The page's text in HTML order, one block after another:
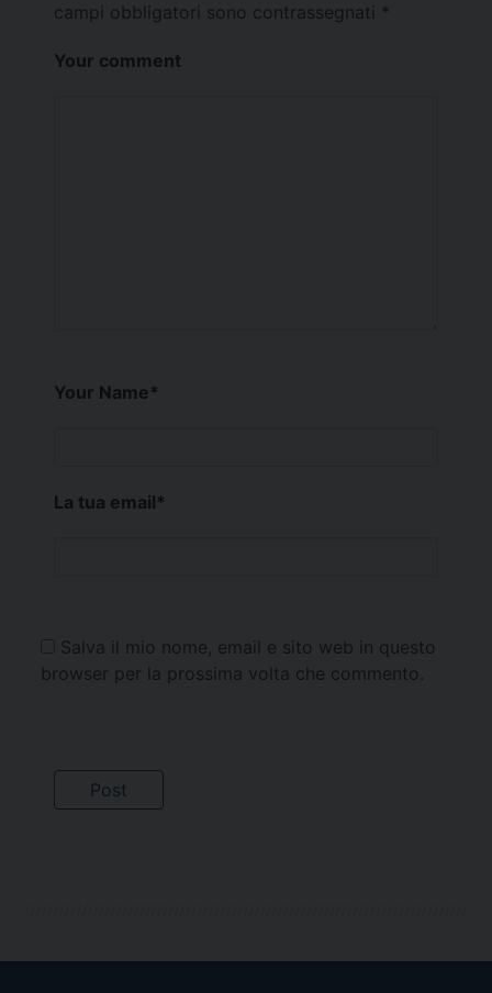
campi obbligatori sono contrassegnati *
Your comment
Your Name*
La tua email*
Salva il mio nome, email e sito web in questo
browser per la prossima volta che commento.